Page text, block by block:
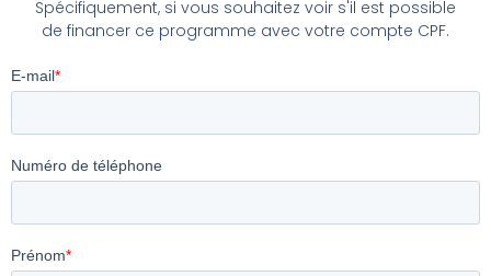
Spécifiquement, si vous souhaitez voir s'il est possible
de financer ce programme avec votre compte CPF.